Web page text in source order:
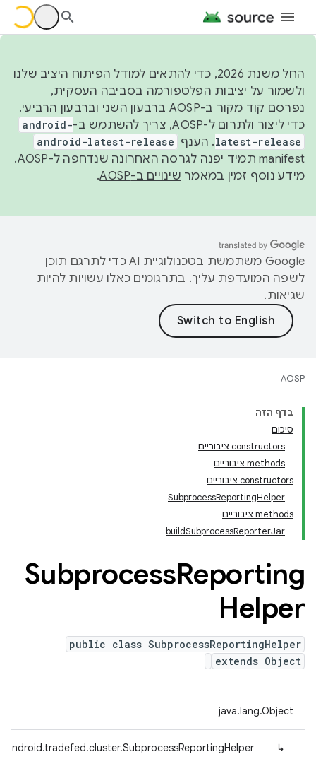
החל משנת 2026, כדי להתאים למודל הפיתוח היציב שלנו
ולשמור על יציבות הפלטפורמה בסביבה העסקית,
נפרסם קוד מקור ב-AOSP ברבעון השני וברבעון הרביעי.
כדי ליצור ולתרום ל-AOSP, צריך להשתמש ב-
android-
latest-release. הענף android-latest-release
manifest תמיד יפנה לגרסה האחרונה שנדחפה ל-AOSP.
מידע נוסף זמין במאמר שינויים ב-AOSP .
‫Google משתמשת בטכנולוגיית AI כדי לתרגם תוכן
לשפה המועדפת עליך. בתרגומים כאלו עשויות להיות
שגיאות.
AOSP
בדף הזה
סיכום
‫constructors ציבוריים
‫methods ציבוריים
‫constructors ציבוריים
SubprocessReportingHelper
‫methods ציבוריים
buildSubprocessReporterJar
SubprocessReporting
Helper
public class SubprocessReportingHelper
extends Object
java.lang.Object
↳